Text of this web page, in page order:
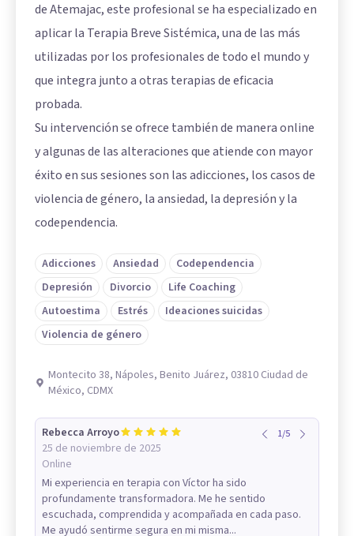
de Atemajac, este profesional se ha especializado en
aplicar la Terapia Breve Sistémica, una de las más
utilizadas por los profesionales de todo el mundo y
que integra junto a otras terapias de eficacia
probada.
Su intervención se ofrece también de manera online
y algunas de las alteraciones que atiende con mayor
éxito en sus sesiones son las adicciones, los casos de
violencia de género, la ansiedad, la depresión y la
codependencia.
Adicciones Ansiedad
Codependencia
Depresión
Divorcio
Life Coaching
Autoestima
Estrés
Ideaciones suicidas
Violencia de género
Montecito 38, Nápoles, Benito Juárez, 03810 Ciudad de
México, CDMX
Rebecca Arroyo
25 de noviembre de 2025
Online
1/5
Mi experiencia en terapia con Víctor ha sido
profundamente transformadora. Me he sentido
escuchada, comprendida y acompañada en cada paso.
Me ayudó sentirme segura en mi misma...